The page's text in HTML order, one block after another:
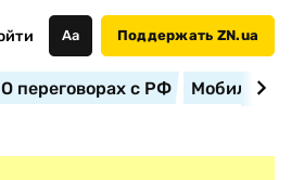
Аа Поддержать ZN.ua
О переговорах с РФ